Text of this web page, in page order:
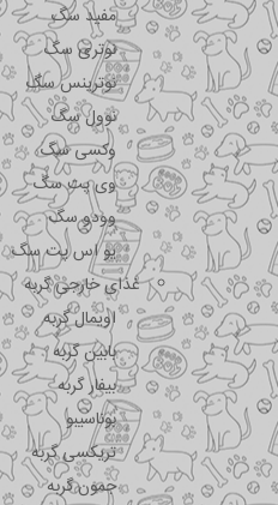
مفید سگ
نوتری سگ
نوترینس سگ
نوول سگ
وکسی سگ
وی پت سگ
وودو سگ
یو اس پت سگ
غذای خارجی گربه
اویمال گربه
بابین گربه
بیفار گربه
بوناسیبو
تریکسی گربه
جمون گربه